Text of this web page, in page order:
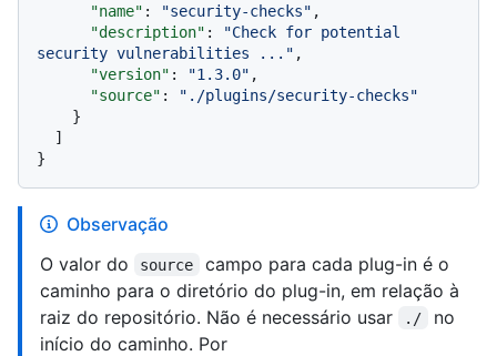
"name" : "security-checks" ,
"description" :
"Check for potential
security vulnerabilities ..." ,
"version" : "1.3.0" ,
"source" :
"./plugins/security-checks"
}
]
}
Observação
O valor do
source
campo para cada plug-in é o
caminho para o diretório do plug-in, em relação à
raiz do repositório. Não é necessário usar
./
no
início do caminho. Por